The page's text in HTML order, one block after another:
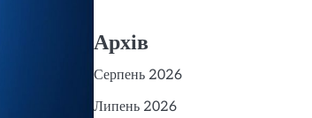
Архів
Серпень 2026
Липень 2026